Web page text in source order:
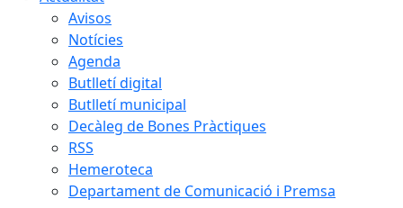
Avisos
Notícies
Agenda
Butlletí digital
Butlletí municipal
Decàleg de Bones Pràctiques
RSS
Hemeroteca
Departament de Comunicació i Premsa